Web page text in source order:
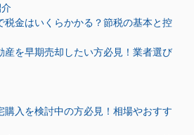
税金はいくらかかる？節税の基本と控
産を早期売却したい方必見！業者選び
購入を検討中の方必見！相場やおすす